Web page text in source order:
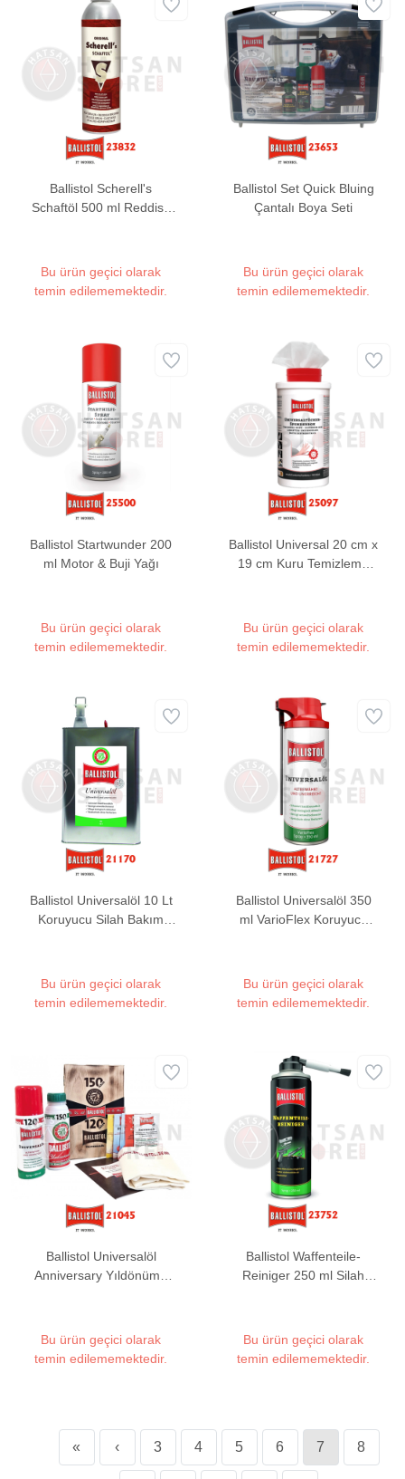
Ballistol Scherell's
Schaftöl 500 ml Reddish
Bu ürün geçici olarak
temin edilememektedir.
Ballistol Set Quick Bluing
Çantalı Boya Seti
Bu ürün geçici olarak
temin edilememektedir.
Ballistol Startwunder 200
ml Motor & Buji Yağı
Bu ürün geçici olarak
temin edilememektedir.
Ballistol Universal 20 cm x
19 cm Kuru Temizleme
Bu ürün geçici olarak
temin edilememektedir.
Ballistol Universalöl 10 Lt
Koruyucu Silah Bakım
Bu ürün geçici olarak
temin edilememektedir.
Ballistol Universalöl 350
ml VarioFlex Koruyucu
Bu ürün geçici olarak
temin edilememektedir.
Ballistol Universalöl
Anniversary Yıldönümü
Bu ürün geçici olarak
temin edilememektedir.
Ballistol Waffenteile-
Reiniger 250 ml Silah
Bu ürün geçici olarak
temin edilememektedir.
« ‹ 3 4 5 6 7 8